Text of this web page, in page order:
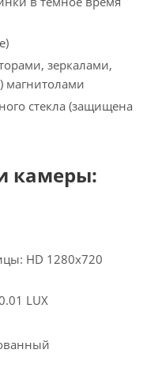
зеркалами,
стекла (защищена
камеры:
HD 1280х720
LUX